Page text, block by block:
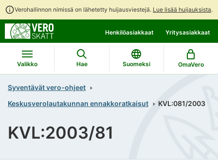
Verohallinnon nimissä on lähetetty huijausviestejä. Lue lisää huijauksista.
suoraan
sisältöön
koko
sivuston
hakuun
Henkilöasiakkaat Yritysasiakkaat
Valikko Hae Suomeksi OmaVero
Syventävät vero-ohjeet
Keskusverolautakunnan ennakkoratkaisut
KVL:081/2003
KVL:2003/81